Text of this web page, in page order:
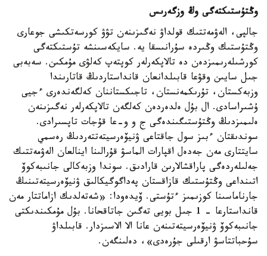
وڭتۇستىكتەگى وڭ وزگەرىس
جالپى، الەۋمەتتىك قولداۋ نەگىزىنەن تۋۋ كورسەتكىشى جوعارى
وڭتۇستىك وڭىردە سۇرانىسقا يە. سايكەسىنشە تۇستىكتەگى
كورشىلەرىمىزدەن دە تالاپكەرلەر كوپتەپ كەلۋى مۇمكىن. سەبەبى
جىل سايىن وقۋعا قابىلدانعان قانداستاردىڭ قاتارىندا
وزبەكستان، تۇرىكمەنستان، تاجىكستاننان كەلگەندەرى ءجيى
ۇشىراسادى. ال بۇل ەلدەردەن كەلگەن تالاپكەرلەر نەگىزىنەن
ەلىمىزدىڭ وڭتۇستىگىندەگى ج و و-عا قۇجات تاپسىرادى.
سوندىقتان ءبىز سول جاقتاعى ۋنيۆەرسيتەتتەردىڭ رەسمي
سايتتارى مەن جەدەل اقپارات الماسۋ قۇرالىنا اينالعان الەۋمەتتىك
جەلىلەردەگى پاراقشالارىن قارادىق. سوندا وزبەكالى جانىبەكوۆ
اتىنداعى وڭتۇستىك قازاقستان پەداگوگيكالىق ۋنيۆەرسيتەتىنىڭ
جارناماسىنا كوزىمىز ءتۇستى. ۆيدەودا: «شەتەلدىك ازاماتتار مەن
قانداستارعا - 1 جىل بويى تەگىن جاتاقحانا. بۇل مۇمكىندىكتى
جانىبەكوۆ ۋنيۆەرسيتەتىنەن عانا الا الاسىزدار. قابىلداۋ
سۇحباتتاسۋ ارقىلى جۇرەدى»، دەلىنگەن.